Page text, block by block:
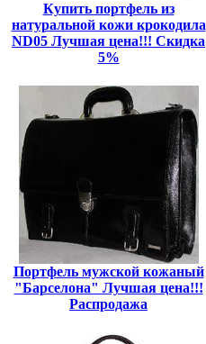
Купить портфель из
натуральной кожи крокодила
ND05 Лучшая цена!!! Скидка
5%
Портфель мужской кожаный
"Барселона" Лучшая цена!!!
Распродажа